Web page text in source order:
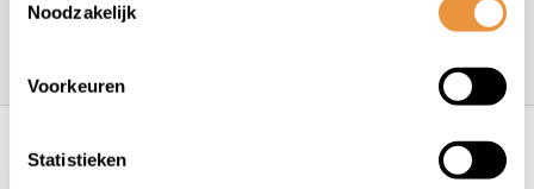
Noodzakelijk
Voorkeuren
Statistieken